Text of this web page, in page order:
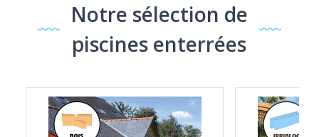
Notre sélection de
piscines enterrées